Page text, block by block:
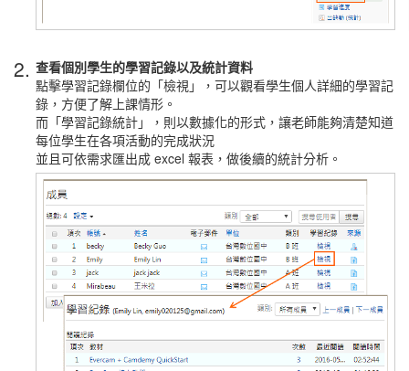
2. 查看個別學生的學習記錄以及統計資料
點擊學習記錄欄位的「檢視」，可以觀看學生個人詳細的學習記
錄，方便了解上課情形。
而「學習記錄統計」，則以數據化的形式，讓老師能夠清楚知道
每位學生在各項活動的完成狀況
並且可依需求匯出成 excel 報表，做後續的統計分析。